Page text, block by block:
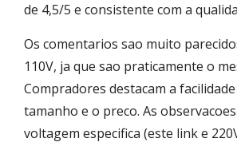
de 4,5/5 e consistente com a
Os comentarios sao muito
110V, ja que sao praticamente o
Compradores destacam a
tamanho e o preco. As
voltagem especifica (este link e